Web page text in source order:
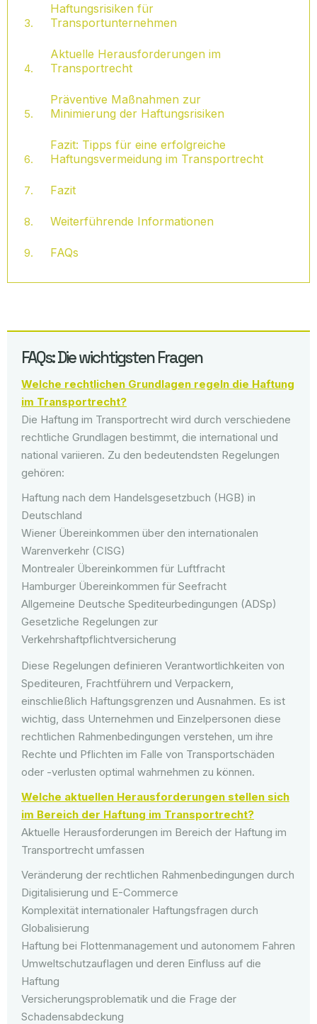
Haftungsrisiken für
Transportunternehmen
Aktuelle Herausforderungen im
Transportrecht
Präventive Maßnahmen zur
Minimierung der Haftungsrisiken
Fazit: Tipps für eine erfolgreiche
Haftungsvermeidung im Transportrecht
Fazit
Weiterführende Informationen
FAQs
FAQs: Die wichtigsten Fragen
Welche rechtlichen Grundlagen regeln die Haftung
im Transportrecht?
Die Haftung im Transportrecht wird durch verschiedene
rechtliche Grundlagen bestimmt, die international und
national variieren. Zu den bedeutendsten Regelungen
gehören:
Haftung nach dem Handelsgesetzbuch (HGB) in
Deutschland
Wiener Übereinkommen über den internationalen
Warenverkehr (CISG)
Montrealer Übereinkommen für Luftfracht
Hamburger Übereinkommen für Seefracht
Allgemeine Deutsche Spediteurbedingungen (ADSp)
Gesetzliche Regelungen zur
Verkehrshaftpflichtversicherung
Diese Regelungen definieren Verantwortlichkeiten von
Spediteuren, Frachtführern und Verpackern,
einschließlich Haftungsgrenzen und Ausnahmen. Es ist
wichtig, dass Unternehmen und Einzelpersonen diese
rechtlichen Rahmenbedingungen verstehen, um ihre
Rechte und Pflichten im Falle von Transportschäden
oder -verlusten optimal wahrnehmen zu können.
Welche aktuellen Herausforderungen stellen sich
im Bereich der Haftung im Transportrecht?
Aktuelle Herausforderungen im Bereich der Haftung im
Transportrecht umfassen
Veränderung der rechtlichen Rahmenbedingungen durch
Digitalisierung und E-Commerce
Komplexität internationaler Haftungsfragen durch
Globalisierung
Haftung bei Flottenmanagement und autonomem Fahren
Umweltschutzauflagen und deren Einfluss auf die
Haftung
Versicherungsproblematik und die Frage der
Schadensabdeckung